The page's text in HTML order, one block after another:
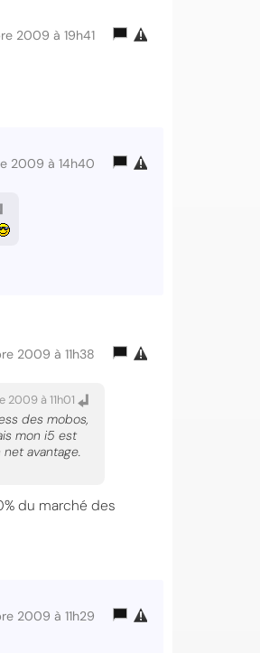
2009 à 19h41
2009 à 14h40
2009 à 11h38
2009 à 11h01
des mobos,
mon i5 est
avantage.
du marché des
2009 à 11h29